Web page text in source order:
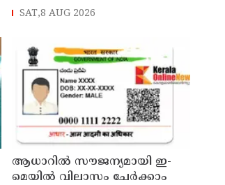
SAT,8 AUG 2026
ആധാറിൽ സൗജന്യമായി ഇ-
മെയിൽ വിലാസം ചേർക്കാം